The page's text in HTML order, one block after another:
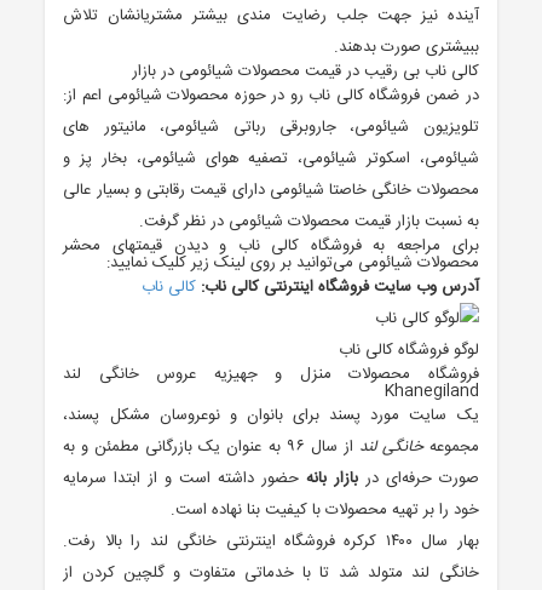
آینده نیز جهت جلب رضایت مندی بیشتر مشتریانشان تلاش
ببیشتری صورت بدهند.
کالی ناب بی رقیب در قیمت محصولات شیائومی در بازار
در ضمن فروشگاه کالی ناب رو در حوزه محصولات شیائومی اعم از:
تلویزیون شیائومی، جاروبرقی رباتی شیائومی، مانیتور های
شیائومی، اسکوتر شیائومی، تصفیه هوای شیائومی، بخار پز و
محصولات خانگی خاصتا شیائومی دارای قیمت رقابتی و بسیار عالی
به نسبت بازار قیمت محصولات شیائومی در نظر گرفت.
برای مراجعه به فروشگاه کالی ناب و دیدن قیمتهای محشر
محصولات شیائومی می‌توانید بر روی لینک زیر کلیک نمایید:
آدرس وب سایت فروشگاه اینترنتی کالی ناب: کالی ناب
لوگو فروشگاه کالی ناب
فروشگاه محصولات منزل و جهیزیه عروس خانگی لند
Khanegiland
یک سایت مورد پسند برای بانوان و نوعروسان مشکل پسند،
مجموعهخانگی لند
از سال ۹۶ به عنوان یک بازرگانی مطمئن و به
صورت حرفه‌ای در بازار بانه حضور داشته است و از ابتدا سرمایه
خود را بر تهیه محصولات با کیفیت بنا نهاده است.
بهار سال ۱۴۰۰ کرکره فروشگاه اینترنتی خانگی لند را بالا رفت.
خانگی لند متولد شد تا با خدماتی متفاوت و گلچین کردن از